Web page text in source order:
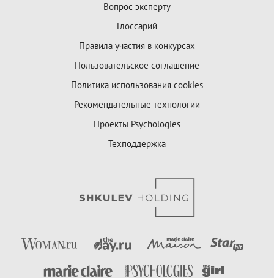
Вопрос эксперту
Глоссарий
Правила участия в конкурсах
Пользовательское соглашение
Политика использования cookies
Рекомендательные технологии
Проекты Psychologies
Техподдержка